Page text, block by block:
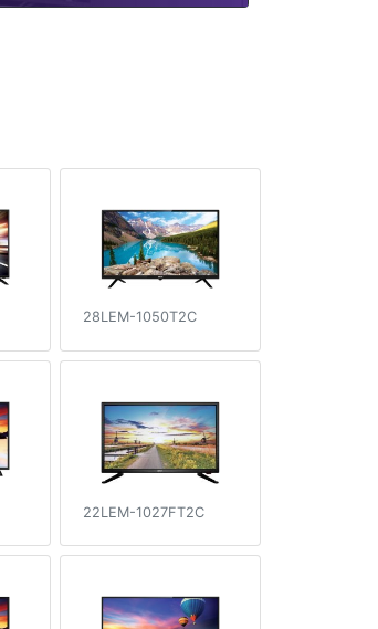
28LEM-1050T2C
22LEM-1027FT2C